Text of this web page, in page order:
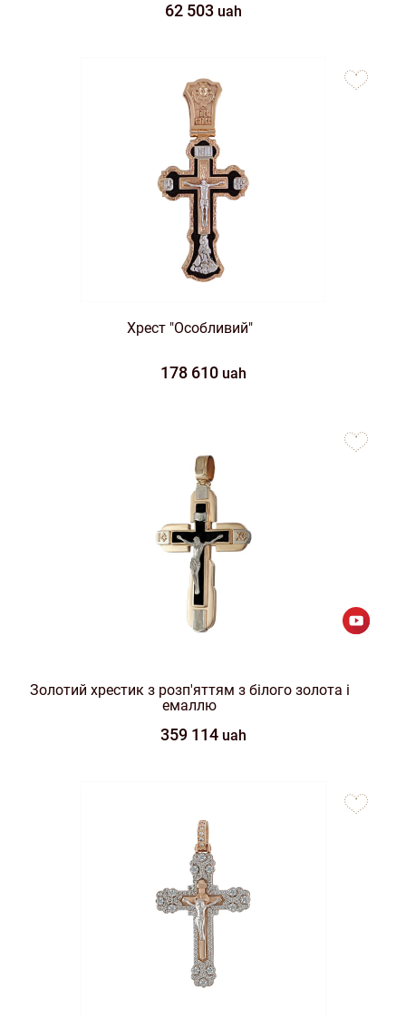
62 503 uah
Хрест "Особливий"
178 610 uah
favorites
Золотий хрестик з розп'яттям з білого золота і
емаллю
359 114 uah
favorites
favorites